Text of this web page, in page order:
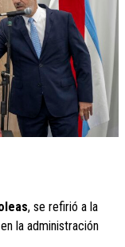
, se refirió a la
la administración